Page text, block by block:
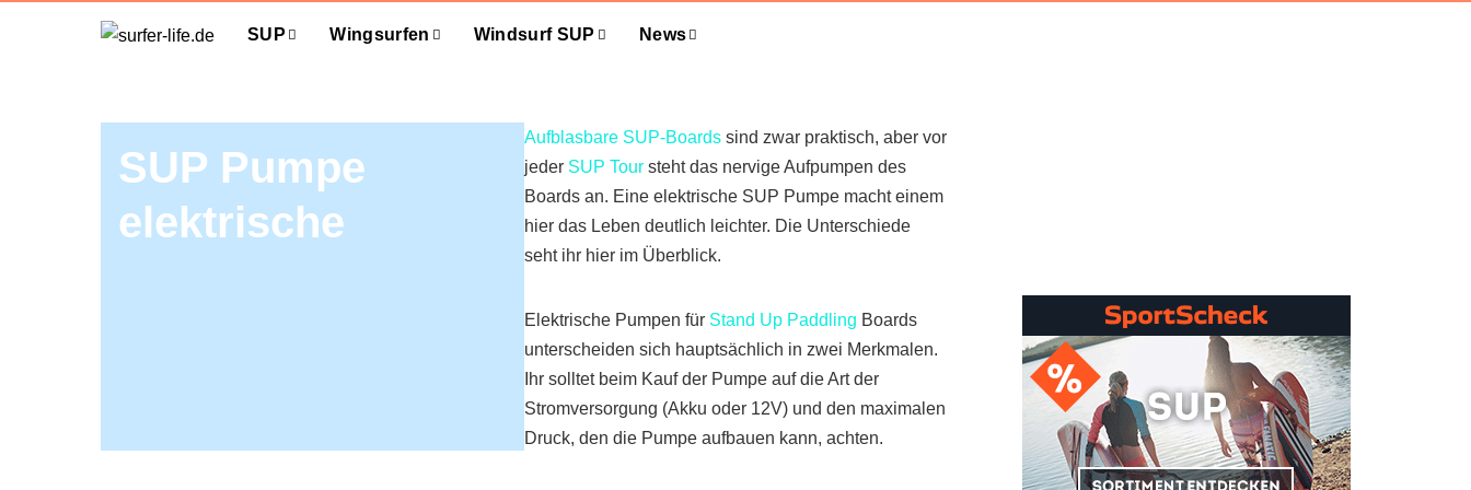
SUP Wingsurfen Windsurf SUP News
SUP Pumpe
elektrische
Aufblasbare SUP-Boardssind zwar praktisch, aber vor
jeder SUP Toursteht das nervige Aufpumpen des
Boards an. Eine elektrische SUP Pumpe macht einem
hier das Leben deutlich leichter. Die Unterschiede
seht ihr hier im Überblick.
Elektrische Pumpen für Stand Up Paddling Boards
unterscheiden sich hauptsächlich in zwei Merkmalen.
Ihr solltet beim Kauf der Pumpe auf die Art der
Stromversorgung (Akku oder 12V) und den maximalen
Druck, den die Pumpe aufbauen kann, achten.